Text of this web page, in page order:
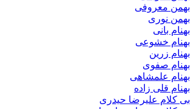
بهمن معروفی
بهمن نوری
بهنام بانی
بهنام خشوعی
بهنام زرین
بهنام صفوی
بهنام علمشاهی
بهنام قلی زاده
بی کلام علیرضا حیدری